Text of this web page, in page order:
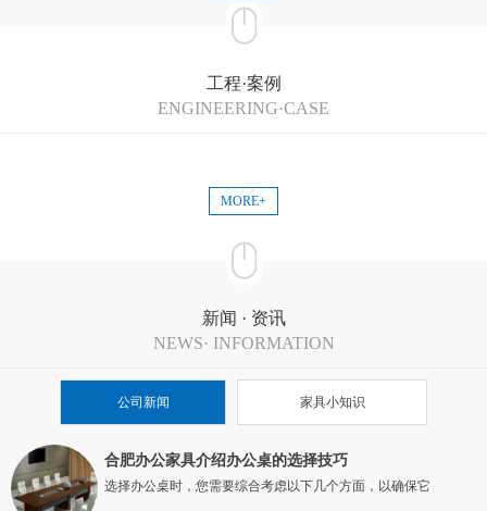
工程·案例
ENGINEERING·CASE
MORE+
新闻 · 资讯
NEWS· INFORMATION
公司新闻 家具小知识
合肥办公家具介绍办公桌的选择技巧
选择办公桌时，您需要综合考虑以下几个方面，以确保它